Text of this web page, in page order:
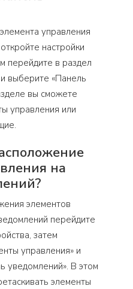
управления
настройки
перейдите в раздел
выберите «Панель
вы сможете
управления или
на
элементов
перейдите
затем
управления» и
уведомлений». В этом
элементы